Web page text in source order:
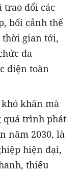
trao đổi các
bối cảnh thế
thời gian tới,
đa
diện toàn
khăn mà
quá trình phát
năm 2030, là
hiện đại,
thiếu